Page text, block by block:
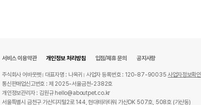
서비스 이용약관 개인정보 처리방침 입점/제휴 문의 공지사항
주식회사 어바웃펫 대표자명 : 나옥귀 사업자 등록번호 : 120-87-90035사업자정보확인
통신판매업신고번호 : 제 2025-서울금천-2382호
개인정보관리자 : 김원규 hello@aboutpet.co.kr
서울특별시 금천구 가산디지털2로 144, 현대테라타워 가산DK 507호, 508호 (가산동)